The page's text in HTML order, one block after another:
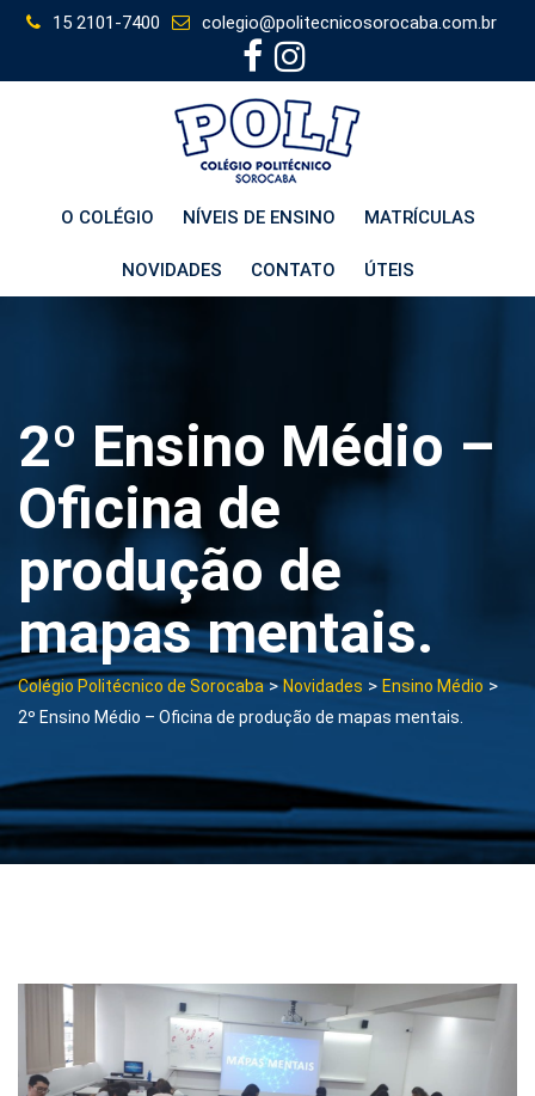
Skip
content
15 2101-7400 colegio@politecnicosorocaba.com.br
O COLÉGIO NÍVEIS DE ENSINO MATRÍCULAS
NOVIDADES CONTATO ÚTEIS
2º Ensino Médio –
Oficina de
produção de
mapas mentais.
Colégio Politécnico de Sorocaba>Novidades > Ensino Médio >
2º Ensino Médio – Oficina de produção de mapas mentais.